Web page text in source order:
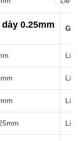
Liên
Liên
Liên
Liên
Liên
0.25mm